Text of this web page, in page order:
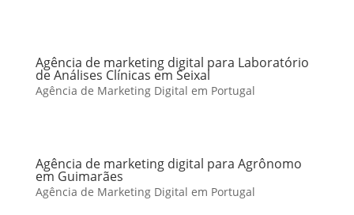
Agência de marketing digital para Laboratório
de Análises Clínicas em Seixal
Agência de Marketing Digital em Portugal
Agência de marketing digital para Agrônomo
em Guimarães
Agência de Marketing Digital em Portugal